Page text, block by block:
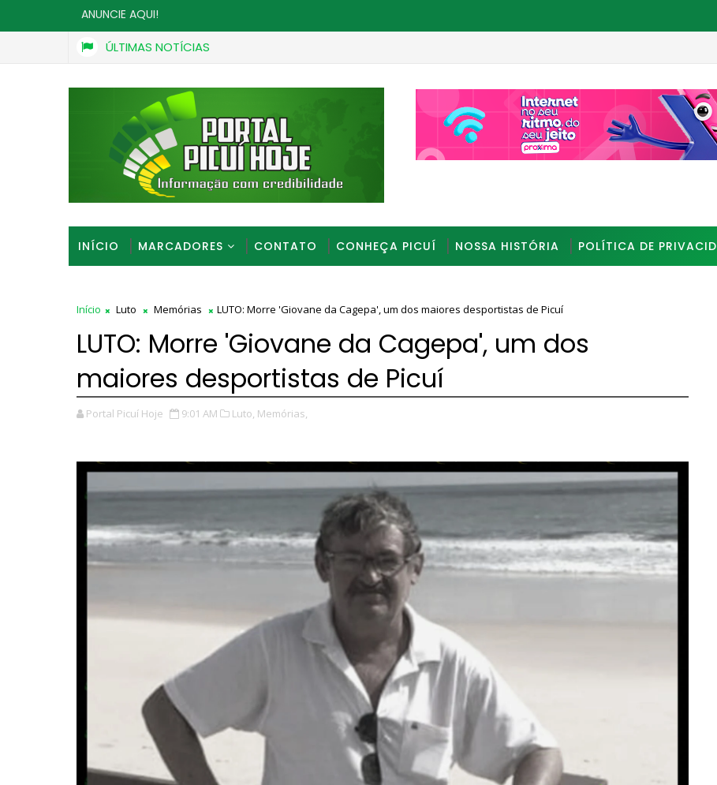
ANUNCIE AQUI!
ÚLTIMAS NOTÍCIAS
INÍCIO MARCADORES CONTATO CONHEÇA PICUÍ NOSSA HISTÓRIA POLÍTICA DE
Início Luto Memórias LUTO: Morre 'Giovane da Cagepa', um dos maiores desportistas de Picuí
LUTO: Morre 'Giovane da Cagepa', um dos
maiores desportistas de Picuí
Portal Picuí Hoje 9:01 AM Luto, Memórias,